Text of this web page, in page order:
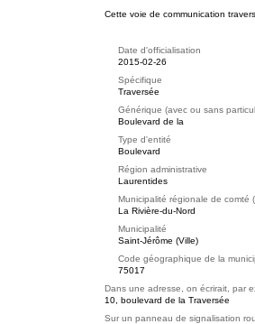
Cette voie de communication
Date d'officialisation
2015-02-26
Spécifique
Traversée
Générique (avec ou sans
Boulevard de la
Type d'entité
Boulevard
Région administrative
Laurentides
Municipalité régionale de comté
La Rivière-du-Nord
Municipalité
Saint-Jérôme (Ville)
Code géographique de la
75017
Dans une adresse, on écrirait, par
10, boulevard de la Traversée
Sur un panneau de signalisation